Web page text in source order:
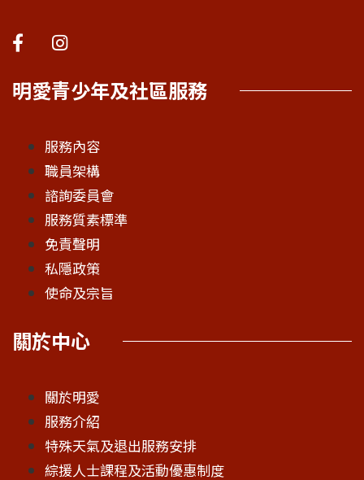
明愛青少年及社區服務
服務內容
職員架構
諮詢委員會
服務質素標準
免責聲明
私隱政策
使命及宗旨
關於中心
關於明愛
服務介紹
特殊天氣及退出服務安排
綜援人士課程及活動優惠制度